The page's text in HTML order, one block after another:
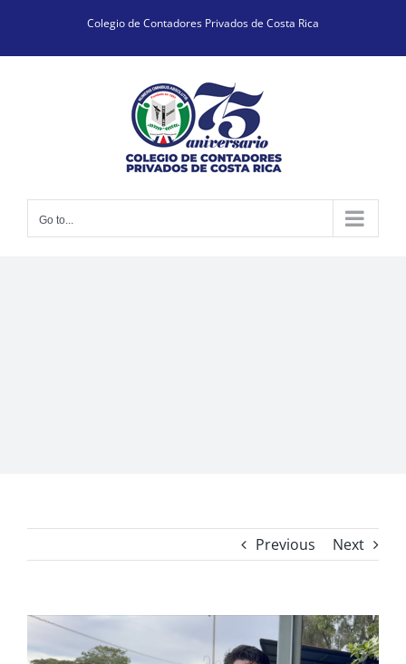
content
Colegio de Contadores Privados de Costa Rica
Go to...
Previous Next
View
Larger